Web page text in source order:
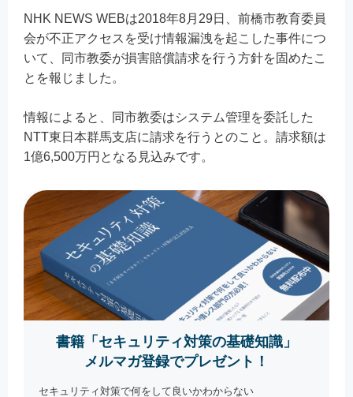
NHK NEWS WEBは2018年8月29日、前橋市教育委員
会が不正アクセスを受け情報漏洩を起こした事件につ
いて、同市教委が損害賠償請求を行う方針を固めたこ
とを報じました。
情報によると、同市教委はシステム管理を委託した
NTT東日本群馬支店に請求を行うとのこと。請求額は
1億6,500万円となる見込みです。
書籍「セキュリティ対策の基礎知識」
メルマガ登録でプレゼント！
セキュリティ対策で何をして良いかわからない